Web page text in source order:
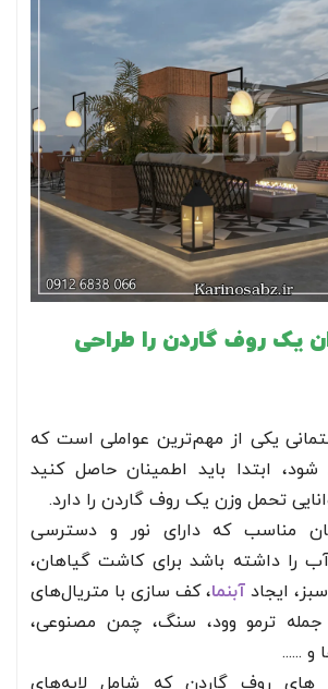
یک روف گاردن را طراحی
یکی از مهم‌ترین عواملی است که
شود، ابتدا باید اطمینان حاصل کنید
تحمل وزن یک روف گاردن را دارد.
مناسب که دارای نور و دسترسی
را داشته باشد برای کاشت گیاهان،
ایجاد آبنما، کف سازی با متریال‌های
جمله ترمو وود، سنگ، چمن مصنوعی،
و ......
های روف گاردن که شامل لایه‌های